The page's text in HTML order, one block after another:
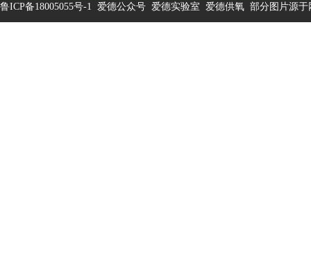
鲁ICP备18005055号-1 爱德公众号 爱德实验室 爱德供氧 部分图片源